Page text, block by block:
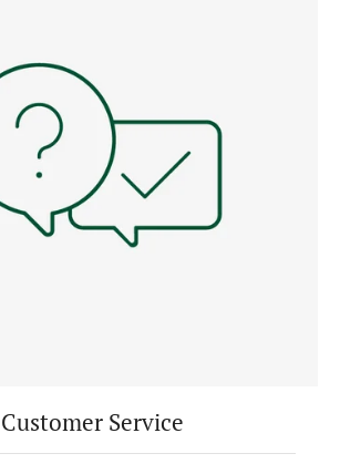
Customer Service